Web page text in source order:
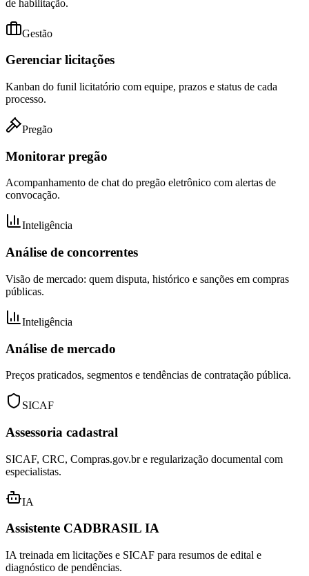
de habilitação.
Gestão
Gerenciar licitações
Kanban do funil licitatório com equipe, prazos e status de cada
processo.
Pregão
Monitorar pregão
Acompanhamento de chat do pregão eletrônico com alertas de
convocação.
Inteligência
Análise de concorrentes
Visão de mercado: quem disputa, histórico e sanções em compras
públicas.
Inteligência
Análise de mercado
Preços praticados, segmentos e tendências de contratação pública.
SICAF
Assessoria cadastral
SICAF, CRC, Compras.gov.br e regularização documental com
especialistas.
IA
Assistente CADBRASIL IA
IA treinada em licitações e SICAF para resumos de edital e
diagnóstico de pendências.